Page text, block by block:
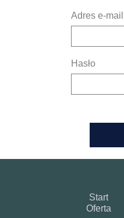
Adres e-mail
Hasło
Start
Oferta